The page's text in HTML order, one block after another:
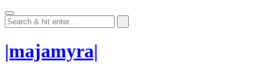
Skip
to
content
|majamyra|